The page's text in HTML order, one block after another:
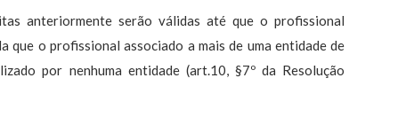
anteriormente serão válidas até que o profissional
o profissional associado a mais de uma entidade de
por nenhuma entidade (art.10, §7º da Resolução